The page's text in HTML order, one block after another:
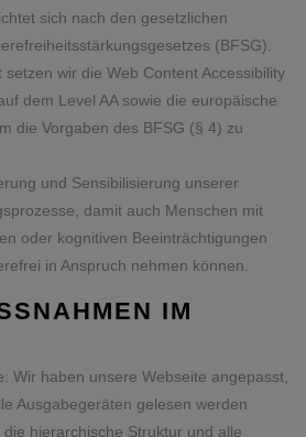
sich nach den gesetzlichen
(BFSG).
wir die Web Content Accessibility
dem Level AA sowie die europäische
die Vorgaben des BFSG (§ 4) zu
und Sensibilisierung unserer
damit auch Menschen mit
oder kognitiven Beeinträchtigungen
in Anspruch nehmen können.
IM Ü
Wir haben unsere Webseite angepasst,
Ausgabegeräten gelesen werden
hierarchische Struktur und alle